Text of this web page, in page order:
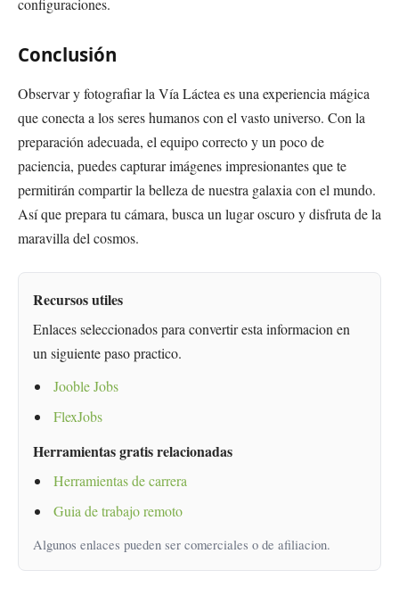
configuraciones.
Conclusión
Observar y fotografiar la Vía Láctea es una experiencia mágica
que conecta a los seres humanos con el vasto universo. Con la
preparación adecuada, el equipo correcto y un poco de
paciencia, puedes capturar imágenes impresionantes que te
permitirán compartir la belleza de nuestra galaxia con el mundo.
Así que prepara tu cámara, busca un lugar oscuro y disfruta de la
maravilla del cosmos.
Recursos utiles
Enlaces seleccionados para convertir esta informacion en
un siguiente paso practico.
Jooble Jobs
FlexJobs
Herramientas gratis relacionadas
Herramientas de carrera
Guia de trabajo remoto
Algunos enlaces pueden ser comerciales o de afiliacion.